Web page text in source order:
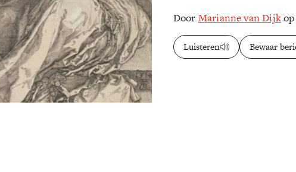
Door Marianne van Dijkop
Luisteren Bewaar